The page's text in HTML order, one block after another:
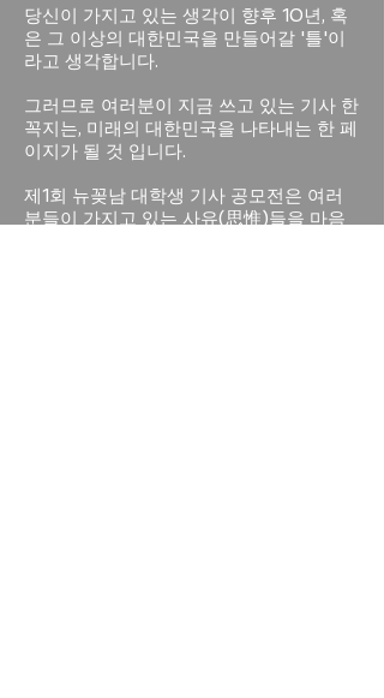
당신이 가지고 있는 생각이 향후 10년, 혹
은 그 이상의 대한민국을 만들어갈 '틀'이
라고 생각합니다.
그러므로 여러분이 지금 쓰고 있는 기사 한
꼭지는, 미래의 대한민국을 나타내는 한 페
이지가 될 것 입니다.
​제1회 뉴꽂남 대학생 기사 공모전은 여러
분들이 가지고 있는 사유(思惟)들을 마음